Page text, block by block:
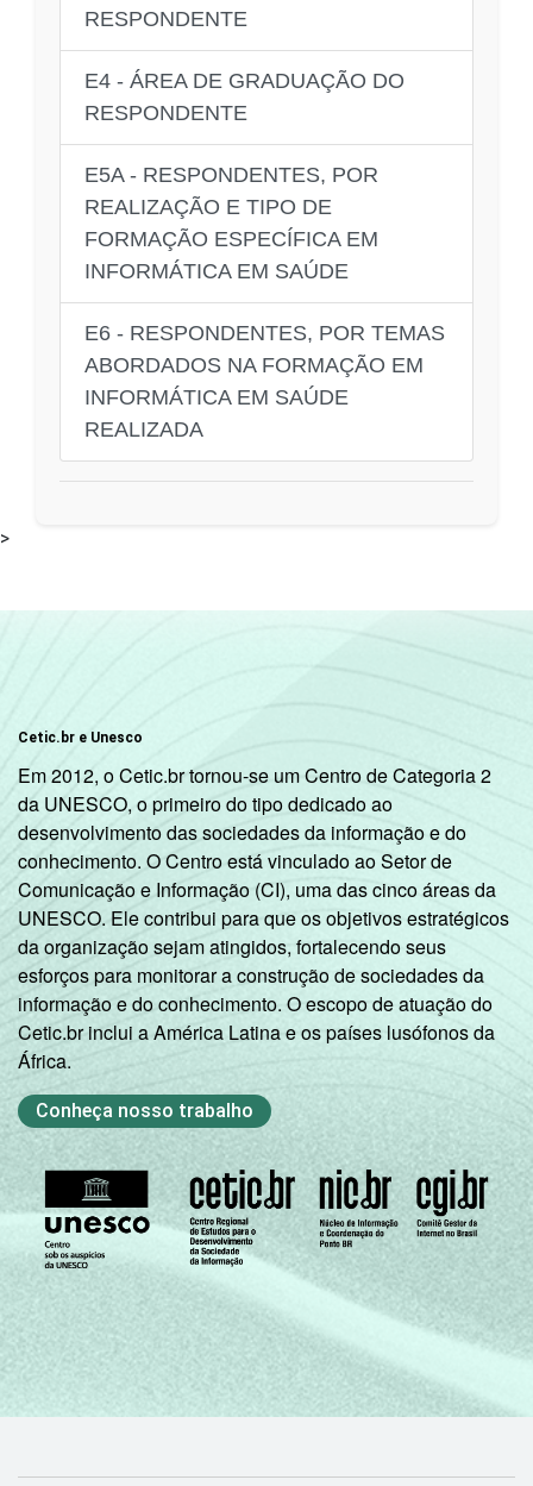
RESPONDENTE
E4 - ÁREA DE GRADUAÇÃO DO
RESPONDENTE
E5A - RESPONDENTES, POR
REALIZAÇÃO E TIPO DE
FORMAÇÃO ESPECÍFICA EM
INFORMÁTICA EM SAÚDE
E6 - RESPONDENTES, POR TEMAS
ABORDADOS NA FORMAÇÃO EM
INFORMÁTICA EM SAÚDE
REALIZADA
>
Cetic.br e Unesco
Em 2012, o Cetic.br tornou-se um Centro de Categoria 2
da UNESCO, o primeiro do tipo dedicado ao
desenvolvimento das sociedades da informação e do
conhecimento. O Centro está vinculado ao Setor de
Comunicação e Informação (CI), uma das cinco áreas da
UNESCO. Ele contribui para que os objetivos estratégicos
da organização sejam atingidos, fortalecendo seus
esforços para monitorar a construção de sociedades da
informação e do conhecimento. O escopo de atuação do
Cetic.br inclui a América Latina e os países lusófonos da
África.
Conheça nosso trabalho